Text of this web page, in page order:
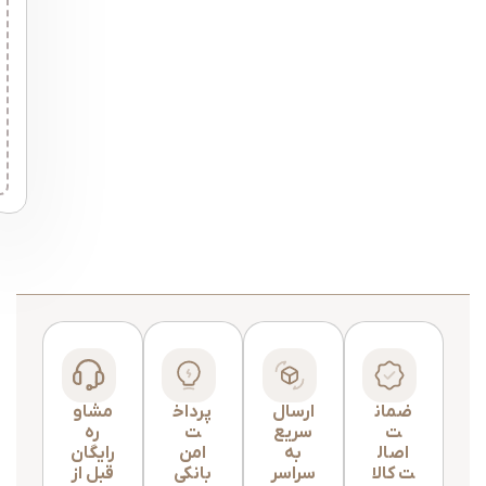
ضمان
ت
اصال
ت کالا
ارسال
سریع
به
سراسر
پرداخ
ت
امن
بانکی
مشاو
ره
رایگان
قبل از